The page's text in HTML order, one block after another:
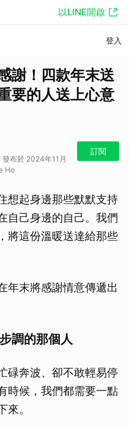
以LINE開啟
登入
謝！四款年末送
要的人送上心意
布於 2024年11月
Ho
訂閱
想起身邊那些默默支持
自己身邊的自己。我們
將這份溫暖送達給那些
年末將感謝情意傳遞出
調的那個人
碌奔波、卻不敢輕易停
時候，我們都需要一點
。